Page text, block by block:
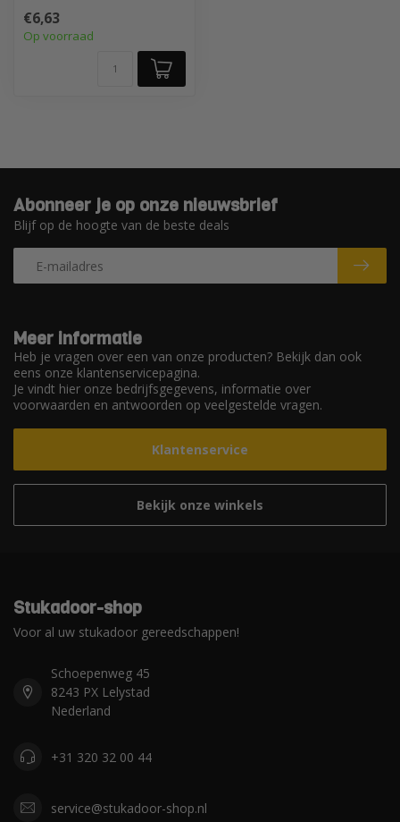
€6,63
Op voorraad
Meer informatie
Heb je vragen over een van onze producten? Bekijk dan ook
eens onze klantenservicepagina.
Je vindt hier onze bedrijfsgegevens, informatie over
voorwaarden en antwoorden op veelgestelde vragen.
Klantenservice
Bekijk onze winkels
Abonneer je op onze nieuwsbrief
Blijf op de hoogte van de beste deals
Stukadoor-shop
Voor al uw stukadoor gereedschappen!
Schoepenweg 45
8243 PX Lelystad
Nederland
+31 320 32 00 44
service@stukadoor-shop.nl